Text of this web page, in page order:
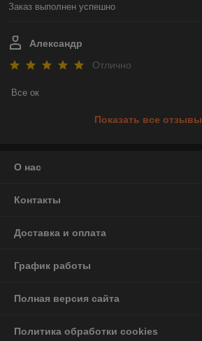
Заказ выполнен успешно
Александр
Отлично
Все ок
Показать все отзывы
О нас
Контакты
Доставка и оплата
График работы
Полная версия сайта
Политика обработки cookies